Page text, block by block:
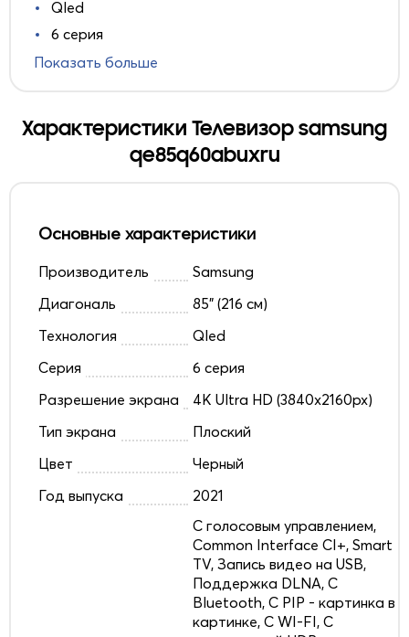
Qled
6 серия
Показать больше
Характеристики Телевизор samsung
qe85q60abuxru
Основные характеристики
Производитель
Samsung
Диагональ
85" (216 см)
Технология
Qled
Серия
6 серия
Разрешение экрана
4K Ultra HD (3840x2160px)
Тип экрана
Плоский
Цвет
Черный
Год выпуска
2021
C голосовым управлением,
Common Interface CI+, Smart
TV, Запись видео на USB,
Поддержка DLNA, С
Bluetooth, С PIP - картинка в
картинке, С WI-FI, С